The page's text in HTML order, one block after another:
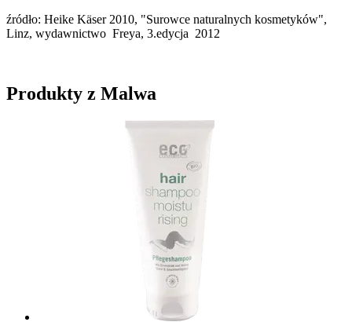
źródło: Heike Käser 2010, "Surowce naturalnych kosmetyków",
Linz, wydawnictwo Freya, 3.edycja 2012
Produkty z Malwa